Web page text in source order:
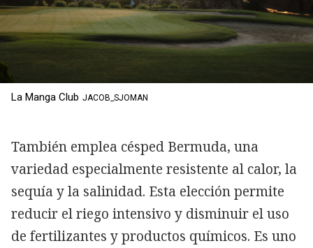
La Manga Club JACOB_SJOMAN
También emplea césped Bermuda, una
variedad especialmente resistente al calor, la
sequía y la salinidad. Esta elección permite
reducir el riego intensivo y disminuir el uso
de fertilizantes y productos químicos. Es uno